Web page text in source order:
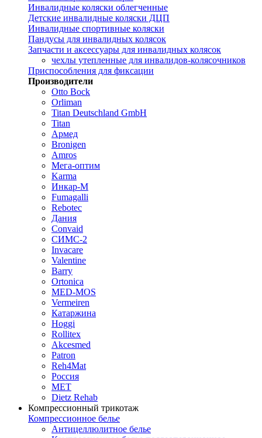
Инвалидные коляски облегченные
Детские инвалидные коляски ДЦП
Инвалидные спортивные коляски
Пандусы для инвалидных колясок
Запчасти и аксессуары для инвалидных колясок
чехлы утепленные для инвалидов-колясочников
Приспособления для фиксации
Производители
Otto Bock
Orliman
Titan Deutschland GmbH
Titan
Армед
Bronigen
Amros
Мега-оптим
Karma
Инкар-М
Fumagalli
Rebotec
Дания
Convaid
СИМС-2
Invacare
Valentine
Barry
Ortonica
MED-MOS
Vermeiren
Катаржина
Hoggi
Rollitex
Akcesmed
Patron
Reh4Mat
Россия
МЕТ
Dietz Rehab
Компрессионный трикотаж
Компрессионное белье
Антицеллюлитное белье